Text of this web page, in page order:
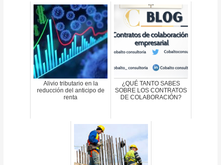
Alivio tributario en la
reducción del anticipo de
renta
¿QUÉ TANTO SABES
SOBRE LOS CONTRATOS
DE COLABORACIÓN?